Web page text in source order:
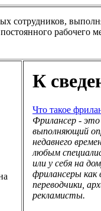
сотрудников,
рабочего
К
Что такое
Фрилансер -
выполняющий
недавнего
любым
или у себя на
фрилансеры как
переводчики,
рекламисты.